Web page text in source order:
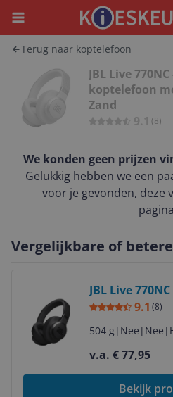
Menu
Terug naar koptelefoon
JBL Live
koptelefoon
Zand
9.1 (8)
We konden geen prijzen
Gelukkig hebben we een
voor je gevonden, deze
Vergelijkbare of
JBL Live
Hoofdtelefoon
9.1 (8)
504 g| Nee | Nee |
v.a. € 77,95
Bekijk